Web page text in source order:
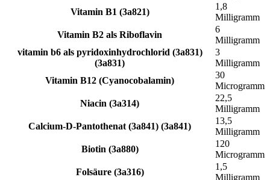
Vitamin B1 (3a821)
1,8
Milligramm
Vitamin B2 als Riboflavin
6
Milligramm
vitamin b6 als pyridoxinhydrochlorid (3a831)
(3a831)
3
Milligramm
Vitamin B12 (Cyanocobalamin)
30
Microgramm
Niacin (3a314)
22,5
Milligramm
Calcium-D-Pantothenat (3a841) (3a841)
13,5
Milligramm
Biotin (3a880)
120
Microgramm
Folsäure (3a316)
1,5
Milligramm